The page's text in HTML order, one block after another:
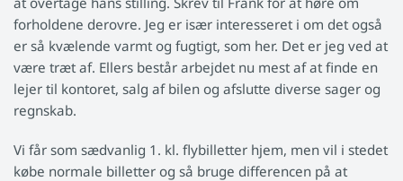
forholdene derovre. Jeg er især interesseret i om det også
er så kvælende varmt og fugtigt, som her. Det er jeg ved at
være træt af. Ellers består arbejdet nu mest af at finde en
lejer til kontoret, salg af bilen og afslutte diverse sager og
regnskab.
Vi får som sædvanlig 1. kl. flybilletter hjem, men vil i stedet
købe normale billetter og så bruge differencen på at